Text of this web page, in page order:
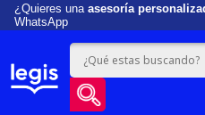
¿Quieres una asesoría
WhatsApp